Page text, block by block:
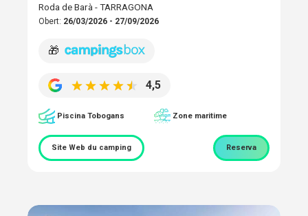
Roda de Barà - TARRAGONA
Obert: 26/03/2026 - 27/09/2026
🎁
4,5
Piscina Tobogans Zone maritime
Site Web du camping Reserva